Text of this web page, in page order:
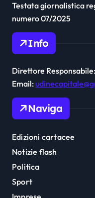
Testata giornalistica
numero 07/2025
Info
Direttore
Email:
Naviga
Edizioni cartacee
Notizie flash
Politica
Sport